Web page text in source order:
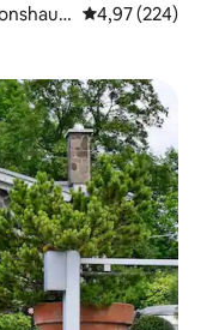
Μέση
4,97 (224)